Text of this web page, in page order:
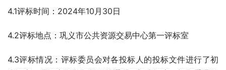
4.1评标时间：2024年10月30日
4.2评标地点：巩义市公共资源交易中心第一评标室
4.3评标情况：评标委员会对各投标人的投标文件进行了初